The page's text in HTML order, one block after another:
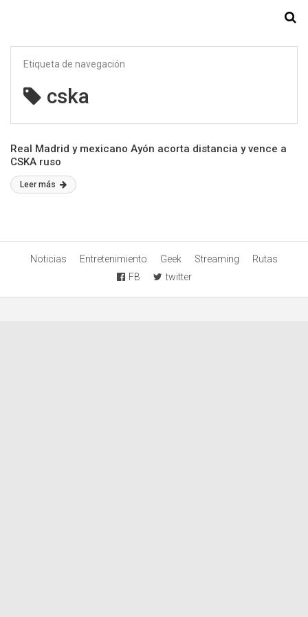
Etiqueta de navegación
cska
Real Madrid y mexicano Ayón acorta distancia y vence a
CSKA ruso
Leer más
Noticias Entretenimiento Geek Streaming
Rutas
FB
twitter